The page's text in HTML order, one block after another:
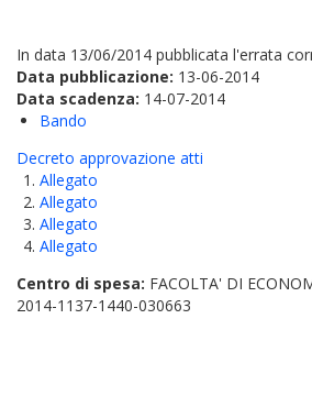
In data 13/06/2014 pubblicata l'errata
Data pubblicazione: 13-06-2014
Data scadenza: 14-07-2014
Bando
Decreto approvazione atti
Allegato
Allegato
Allegato
Allegato
Centro di spesa: FACOLTA' DI
2014-1137-1440-030663